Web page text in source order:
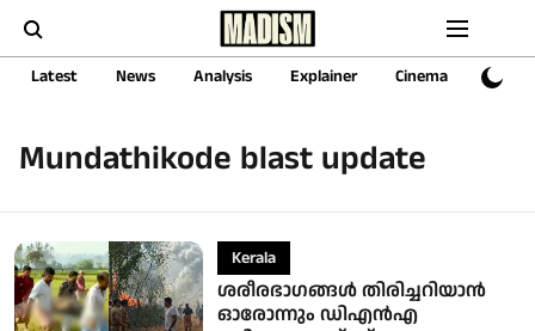
Latest News Analysis Explainer Cinema Sports
Mundathikode blast update
Kerala
ശരീരഭാഗങ്ങള്‍ തിരിച്ചറിയാന്‍
ഓരോന്നും ഡിഎന്‍എ